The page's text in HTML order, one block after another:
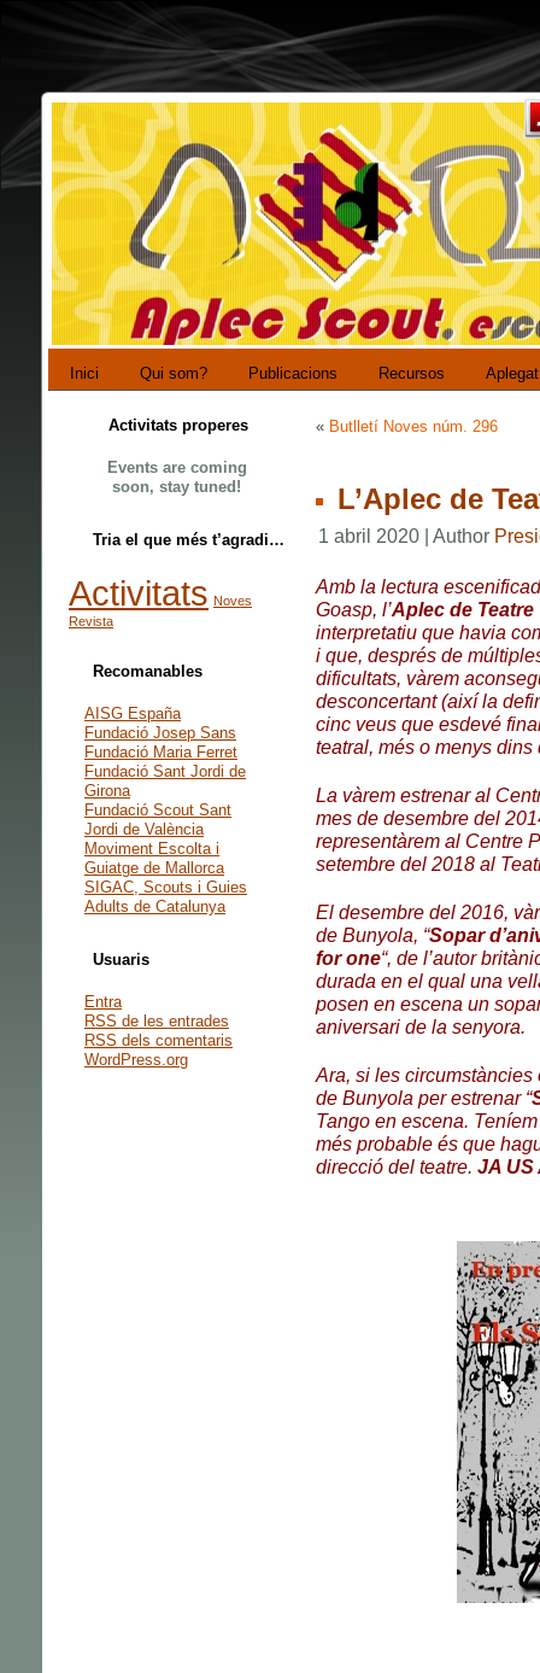
Inici Qui som? Publicacions Recursos
Activitats properes
Events are coming
soon, stay tuned!
Tria el que més t’agradi…
Activitats Noves
Revista
Recomanables
AISG España
Fundació Josep Sans
Fundació Maria Ferret
Fundació Sant Jordi de
Girona
Fundació Scout Sant
Jordi de València
Moviment Escolta i
Guiatge de Mallorca
SIGAC, Scouts i Guies
Adults de Catalunya
Usuaris
Entra
RSS de les entrades
RSS dels comentaris
WordPress.org
« Butlletí Noves núm. 296
L’Aplec de
1 abril 2020 | Author
Amb la lectura
Goasp, l’Aplec de Teatre
interpretatiu que havia
i que, després de
dificultats, vàrem
desconcertant (així la
cinc veus que esdevé
teatral, més o menys dins
La vàrem estrenar al
mes de desembre del
representàrem al Centre
setembre del 2018 al
El desembre del 2016,
de Bunyola, “Sopar
for one“, de l’autor
durada en el qual una
posen en escena un
aniversari de la senyora.
Ara, si les circumstàncies
de Bunyola per estrenar “
Tango en escena.
més probable és que
direcció del teatre. JA US